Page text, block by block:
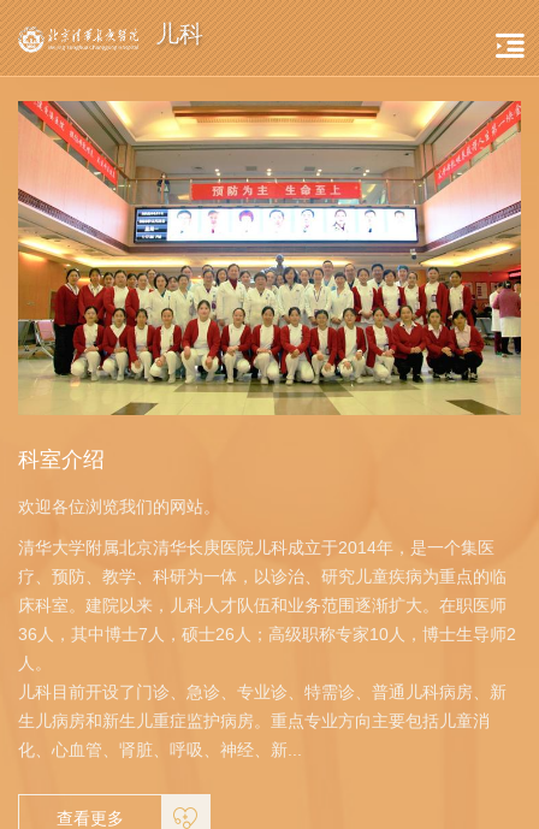
儿科
科室介绍
欢迎各位浏览我们的网站。
清华大学附属北京清华长庚医院儿科成立于2014年，是一个集医
疗、预防、教学、科研为一体，以诊治、研究儿童疾病为重点的临
床科室。建院以来，儿科人才队伍和业务范围逐渐扩大。在职医师
36人，其中博士7人，硕士26人；高级职称专家10人，博士生导师2
人。
儿科目前开设了门诊、急诊、专业诊、特需诊、普通儿科病房、新
生儿病房和新生儿重症监护病房。重点专业方向主要包括儿童消
化、心血管、肾脏、呼吸、神经、新...
查看更多